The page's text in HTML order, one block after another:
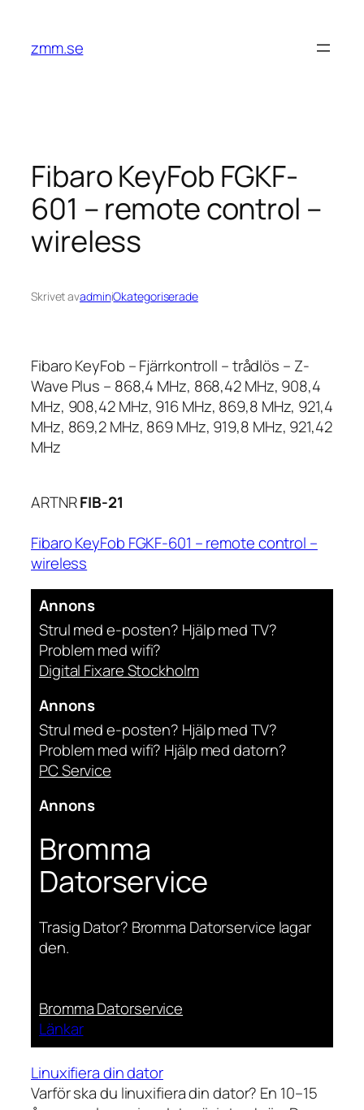
innehåll
zmm.se
Fibaro KeyFob FGKF-
601 – remote control –
wireless
Skrivet avadminiOkategoriserade
Fibaro KeyFob – Fjärrkontroll – trådlös – Z-
Wave Plus – 868,4 MHz, 868,42 MHz, 908,4
MHz, 908,42 MHz, 916 MHz, 869,8 MHz, 921,4
MHz, 869,2 MHz, 869 MHz, 919,8 MHz, 921,42
MHz
ARTNRFIB-21
Fibaro KeyFob FGKF-601 – remote control –
wireless
Annons
Strul med e-posten? Hjälp med TV?
Problem med wifi?
Digital Fixare Stockholm
Annons
Strul med e-posten? Hjälp med TV?
Problem med wifi? Hjälp med datorn?
PC Service
Annons
Bromma
Datorservice
Trasig Dator? Bromma Datorservice lagar
den.
Bromma Datorservice
Länkar
Linuxifiera din dator
Varför ska du linuxifiera din dator? En 10–15